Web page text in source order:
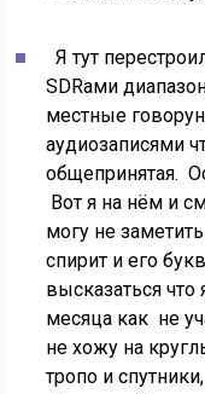
Я тут
SDRами
местные
аудиозаписями
общепринятая.
Вот я на нём и
могу не
спирит и его
высказаться
месяца как не
не хожу на
тропо и